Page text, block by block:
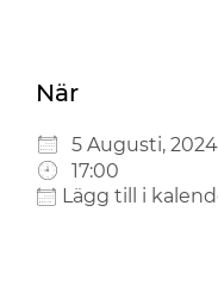
När
5 Augusti,
17:00
Lägg till i
Ladda ner ICS